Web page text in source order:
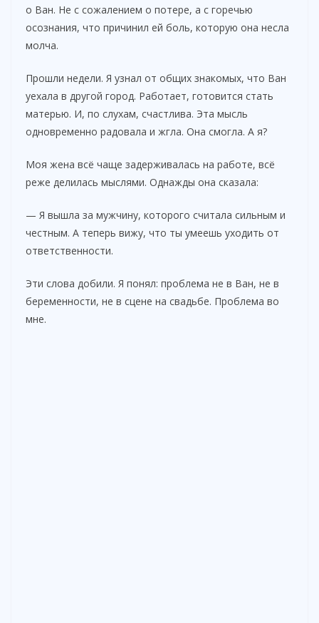
о Ван. Не с сожалением о потере, а с горечью
осознания, что причинил ей боль, которую она несла
молча.
Прошли недели. Я узнал от общих знакомых, что Ван
уехала в другой город. Работает, готовится стать
матерью. И, по слухам, счастлива. Эта мысль
одновременно радовала и жгла. Она смогла. А я?
Моя жена всё чаще задерживалась на работе, всё
реже делилась мыслями. Однажды она сказала:
— Я вышла за мужчину, которого считала сильным и
честным. А теперь вижу, что ты умеешь уходить от
ответственности.
Эти слова добили. Я понял: проблема не в Ван, не в
беременности, не в сцене на свадьбе. Проблема во
мне.